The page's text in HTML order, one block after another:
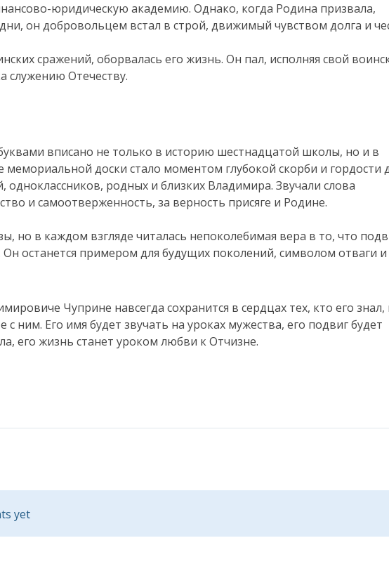
юридическую академию. Однако, когда Родина призвала,
он добровольцем встал в строй, движимый чувством долга и
сражений, оборвалась его жизнь. Он пал, исполняя свой
служению Отечеству.
вписано не только в историю шестнадцатой школы, но и в
мемориальной доски стало моментом глубокой скорби и гордости
одноклассников, родных и близких Владимира. Звучали слова
и самоотверженность, за верность присяге и Родине.
но в каждом взгляде читалась непоколебимая вера в то, что
останется примером для будущих поколений, символом отваги и
Чуприне навсегда сохранится в сердцах тех, кто его знал,
с ним. Его имя будет звучать на уроках мужества, его подвиг будет
его жизнь станет уроком любви к Отчизне.
yet